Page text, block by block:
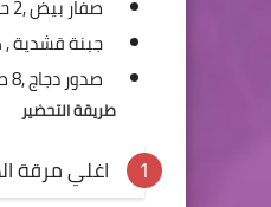
صفار بيض ,2 حبة
جبنة قشدية ,
صدور دجاج ,8 صدور
طريقة التحضير
اغلي مرقة